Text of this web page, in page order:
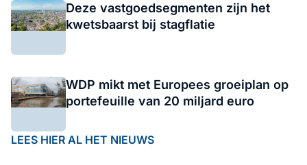
Deze vastgoedsegmenten zijn het
kwetsbaarst bij stagflatie
WDP mikt met Europees groeiplan op
portefeuille van 20 miljard euro
LEES HIER AL HET NIEUWS